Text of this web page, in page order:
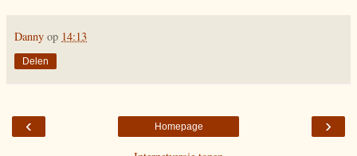
Danny op 14:13
Delen
‹ ›
Homepage